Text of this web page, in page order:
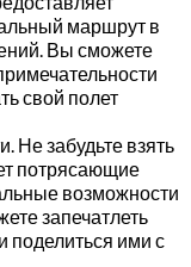
маршрут в
Вы сможете
свой полет
Не забудьте взять
потрясающие
возможности
запечатлеть
поделиться ими с